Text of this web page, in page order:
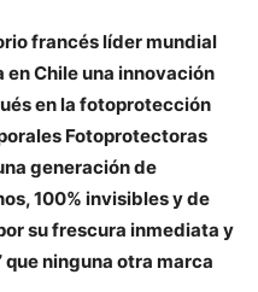
francés líder mundial
Chile una innovación
en la fotoprotección
Fotoprotectoras
generación de
100% invisibles y de
su frescura inmediata y
que ninguna otra marca